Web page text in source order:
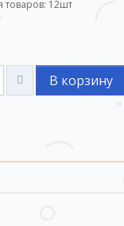
12шт
В корзину